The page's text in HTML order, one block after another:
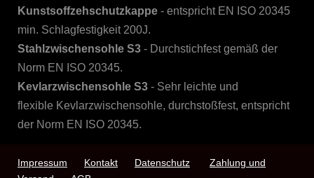
Kunstsoffzehschutzkappe - entspricht EN ISO 20345
min. Schlagfestigkeit 200J.​​​​​​​
Stahlzwischensohle S3 - Durchstichfest gemäß der
Norm EN ISO 20345.​​​​​​​
Kevlarzwischensohle S3 - Sehr leichte und
flexible Kevlarzwischensohle, durchstoßfest, entspricht
der Norm EN ISO 20345.
Impressum Kontakt Datenschutz
Zahlung und